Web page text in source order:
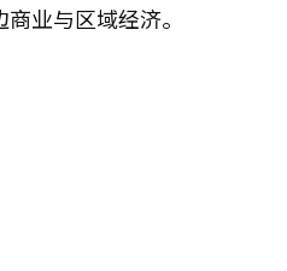
业与区域经济。